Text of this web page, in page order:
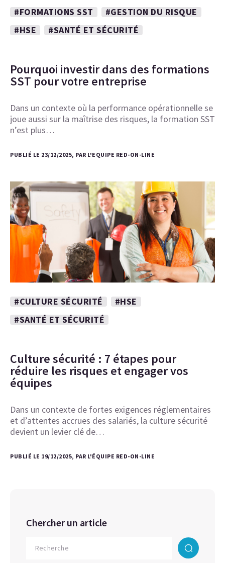
#FORMATIONS SST
#GESTION DU RISQUE
#HSE
#SANTÉ ET SÉCURITÉ
Pourquoi investir dans des formations
SST pour votre entreprise
Dans un contexte où la performance opérationnelle se
joue aussi sur la maîtrise des risques, la formation SST
n’est plus…
PUBLIÉ LE 23/12/2025, PAR L'EQUIPE RED-ON-LINE
#CULTURE SÉCURITÉ
#HSE
#SANTÉ ET SÉCURITÉ
Culture sécurité : 7 étapes pour
réduire les risques et engager vos
équipes
Dans un contexte de fortes exigences réglementaires
et d’attentes accrues des salariés, la culture sécurité
devient un levier clé de…
PUBLIÉ LE 19/12/2025, PAR L'ÉQUIPE RED-ON-LINE
Chercher un article